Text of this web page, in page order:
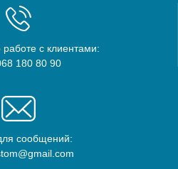
с клиентами:
180 80 90
сообщений: